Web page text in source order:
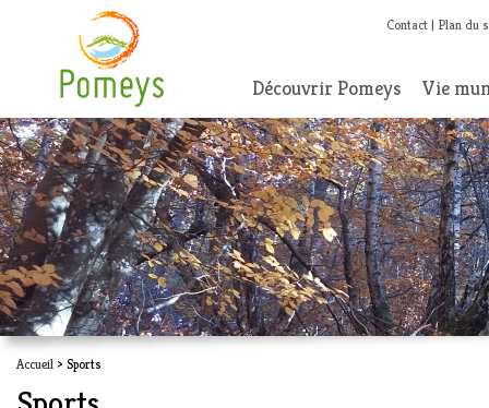
Contact Plan du
Découvrir Pomeys Vie
Accueil > Sports